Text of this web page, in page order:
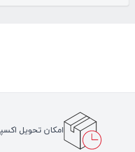
امکان تحویل